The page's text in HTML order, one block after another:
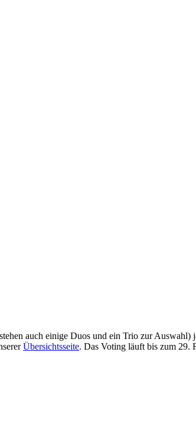
auch einige Duos und ein Trio zur
Übersichtsseite. Das Voting läuft bis zum 29.